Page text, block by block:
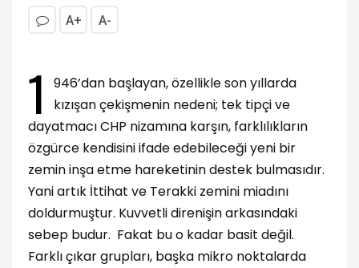
A+ A-
1
946’dan başlayan, özellikle son yıllarda
kızışan çekişmenin nedeni; tek tipçi ve
dayatmacı CHP nizamına karşın, farklılıkların
özgürce kendisini ifade edebileceği yeni bir
zemin inşa etme hareketinin destek bulmasıdır.
Yani artık İttihat ve Terakki zemini miadını
doldurmuştur. Kuvvetli direnişin arkasındaki
sebep budur. Fakat bu o kadar basit değil.
Farklı çıkar grupları, başka mikro noktalarda